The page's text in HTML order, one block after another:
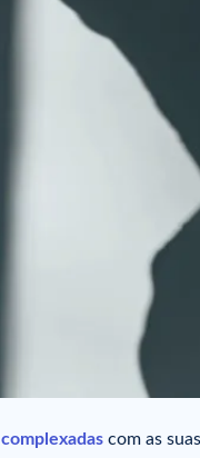
complexadas com as suas